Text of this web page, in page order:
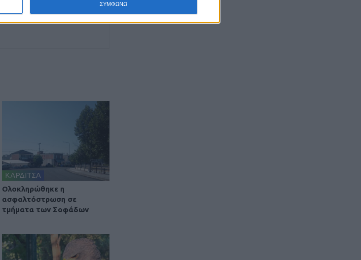
ΣΥΜΦΩΝΩ
ΚΑΡΔΙΤΣΑ
Ολοκληρώθηκε η
ασφαλτόστρωση σε
τμήματα των Σοφάδων